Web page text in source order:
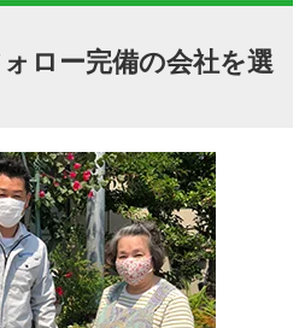
ロー完備の会社を選